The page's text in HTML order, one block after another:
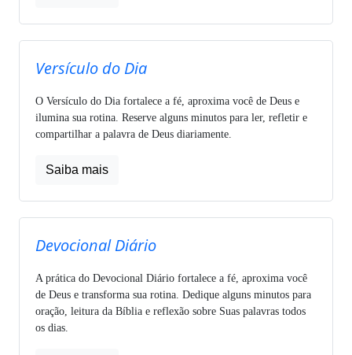
Versículo do Dia
O Versículo do Dia fortalece a fé, aproxima você de Deus e
ilumina sua rotina. Reserve alguns minutos para ler, refletir e
compartilhar a palavra de Deus diariamente.
Saiba mais
Devocional Diário
A prática do Devocional Diário fortalece a fé, aproxima você
de Deus e transforma sua rotina. Dedique alguns minutos para
oração, leitura da Bíblia e reflexão sobre Suas palavras todos
os dias.